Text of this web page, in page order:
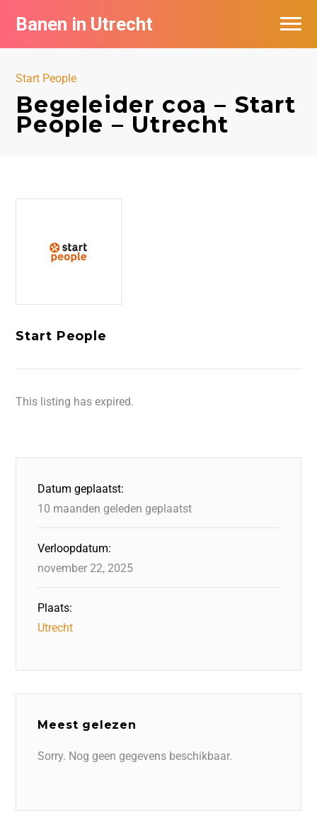
Banen in Utrecht
Start People
Begeleider coa – Start
People – Utrecht
Start People
This listing has expired.
Datum geplaatst:
10 maanden geleden geplaatst
Verloopdatum:
november 22, 2025
Plaats:
Utrecht
Meest gelezen
Sorry. Nog geen gegevens beschikbaar.
Vacatures per bedrijf in Utrecht
De populairste vacatures in Utrecht